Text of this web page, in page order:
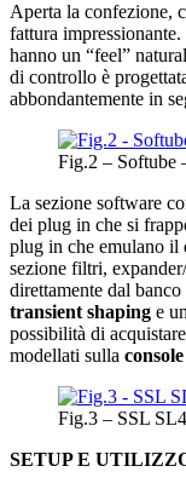
Aperta la confezione,
fattura
hanno un “feel”
di controllo è
abbondantemente in
Fig.2 – Softube
La sezione software
dei plug in che si
plug in che emulano il
sezione filtri,
direttamente dal
transient shaping e
possibilità di
modellati sulla
Fig.3 – SSL
SETUP E